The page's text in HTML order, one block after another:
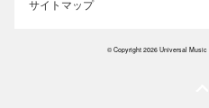
サイトマップ
© Copyright 2026 Universal Music